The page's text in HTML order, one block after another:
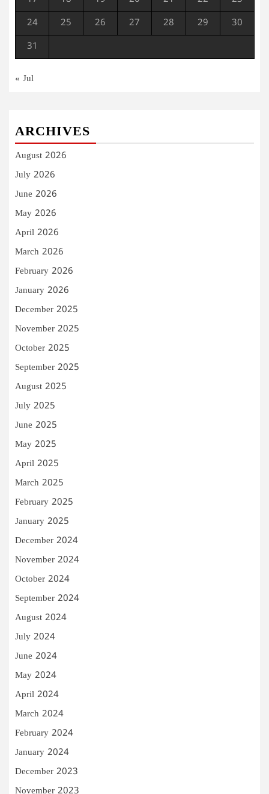
24 25 26 27 28 29 30
31
« Jul
ARCHIVES
August 2026
July 2026
June 2026
May 2026
April 2026
March 2026
February 2026
January 2026
December 2025
November 2025
October 2025
September 2025
August 2025
July 2025
June 2025
May 2025
April 2025
March 2025
February 2025
January 2025
December 2024
November 2024
October 2024
September 2024
August 2024
July 2024
June 2024
May 2024
April 2024
March 2024
February 2024
January 2024
December 2023
November 2023